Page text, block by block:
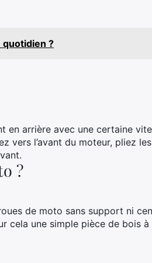
quotidien ?
en arrière avec une certaine
vers l’avant du moteur, pliez
?
de moto sans support ni
une simple pièce de bois à